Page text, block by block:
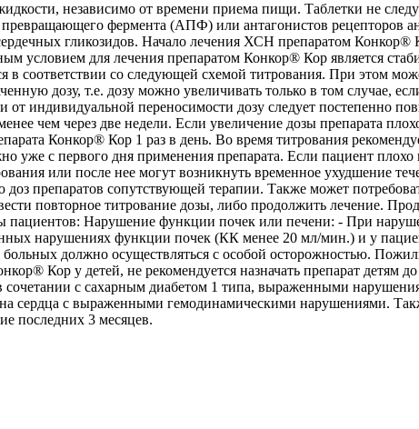
независимо от времени приема пищи. Таблетки не
фермента (АПФ) или антагонистов рецепторов
гликозидов. Начало лечения ХСН препаратом Конкор®
условием для лечения препаратом Конкор® Кор является
соответствии со следующей схемой титрования. При этом
дозу, т.е. дозу можно увеличивать только в том случае,
от индивидуальной переносимости дозу следует постепенно
чем через две недели. Если увеличение дозы препарата
Конкор® Кор 1 раз в день. Во время титрования
с первого дня применения препарата. Если пациент плохо
или после нее могут возникнуть временное ухудшение
препаратов сопутствующей терапии. Также может
повторное титрование дозы, либо продолжить лечение.
пациентов: Нарушение функции почек или печени: - При
нарушениях функции почек (КК менее 20 мл/мин.) и у
больных должно осуществляться с особой осторожностью.
Кор у детей, не рекомендуется назначать препарат детям
с сахарным диабетом 1 типа, выраженными
сердца с выраженными гемодинамическими нарушениями.
последних 3 месяцев.